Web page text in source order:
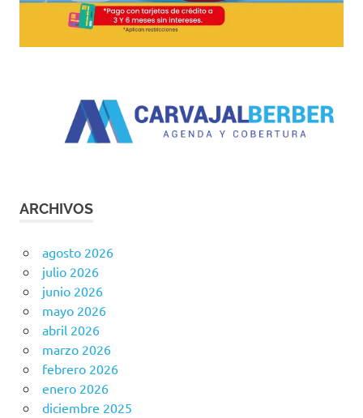
ARCHIVOS
agosto 2026
julio 2026
junio 2026
mayo 2026
abril 2026
marzo 2026
febrero 2026
enero 2026
diciembre 2025